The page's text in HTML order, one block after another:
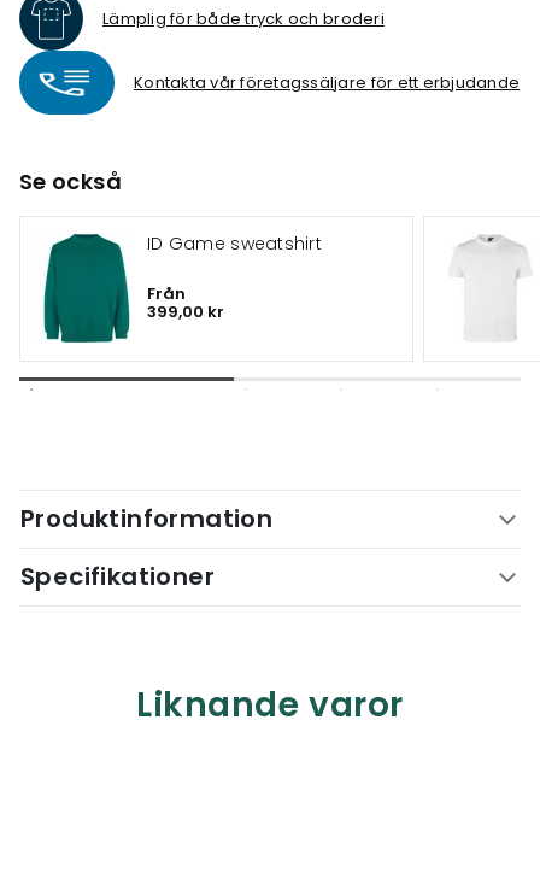
Lämplig för både tryck och broderi
Kontakta vår företagssäljare för ett erbjudande
Se också
ID Game sweatshirt
Från
399,00 kr
Produktinformation
Specifikationer
Liknande varor